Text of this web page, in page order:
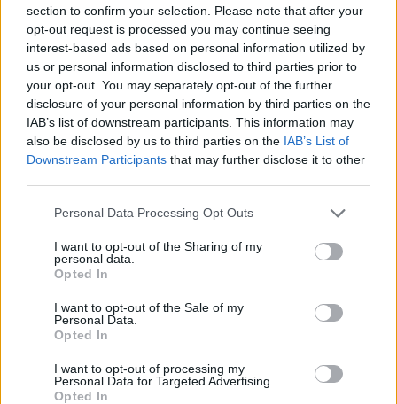
section to confirm your selection. Please note that after your
opt-out request is processed you may continue seeing
interest-based ads based on personal information utilized by
us or personal information disclosed to third parties prior to
your opt-out. You may separately opt-out of the further
disclosure of your personal information by third parties on the
IAB’s list of downstream participants. This information may
also be disclosed by us to third parties on the IAB’s List of
Downstream Participants that may further disclose it to other
Please note that this website/app uses one or more Google
not limited to your visit or usage behaviour. You may click to
grant or deny consent to Google and its third-party tags to
use your data for below specified purposes in below Google
consent section.
Personal Data Processing Opt Outs
I want to opt-out of the Sharing of my
personal data.
Opted In
I want to opt-out of the Sale of my
Personal Data.
Opted In
I want to opt-out of processing my
Personal Data for Targeted Advertising.
Opted In
ICA Milano presenta mostre, concerti e letture per
l’autunno 2026
Matteo Pellegrino · 6 Ago 2026
NEWS E ATTUALITÀ
Codacons denuncia: i problemi che affliggono la Sicilia
Matteo Pellegrino · 25 Lug 2026